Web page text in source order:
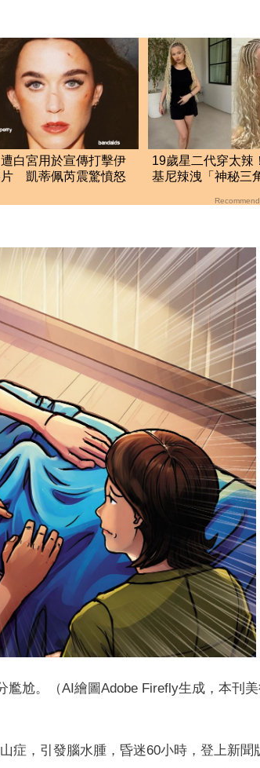
白宮用於宣傳打擊伊
片 凱蒂佩芮震驚憤怒
19歲星二代穿太辣
基尼辣洩「神秘三
尷尬。（AI繪圖Adobe Firefly生成，本刊
症，引發腦水腫，昏迷60小時，登上新聞